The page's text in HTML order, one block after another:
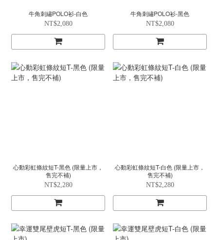
牛角刺繡POLO衫-白色
NT$2,080
牛角刺繡POLO衫-黑色
NT$2,080
心動彩虹條紋短T-黑色 (限量上市，
售完不補)
NT$2,280
心動彩虹條紋短T-白色 (限量上市，
售完不補)
NT$2,280